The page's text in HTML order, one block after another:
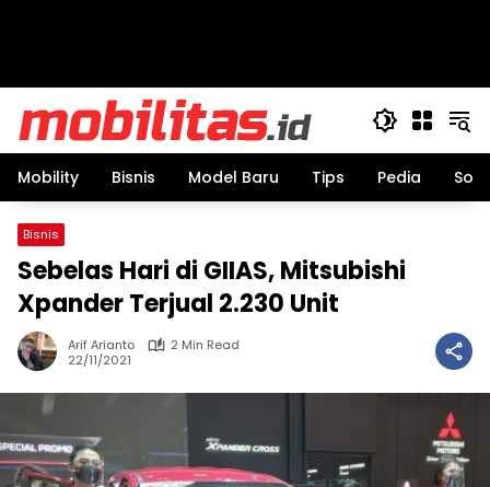
Mobility Bisnis Model Baru Tips Pedia
Bisnis
Sebelas Hari di GIIAS, Mitsubishi
Xpander Terjual 2.230 Unit
Arif Arianto
2 Min Read
22/11/2021